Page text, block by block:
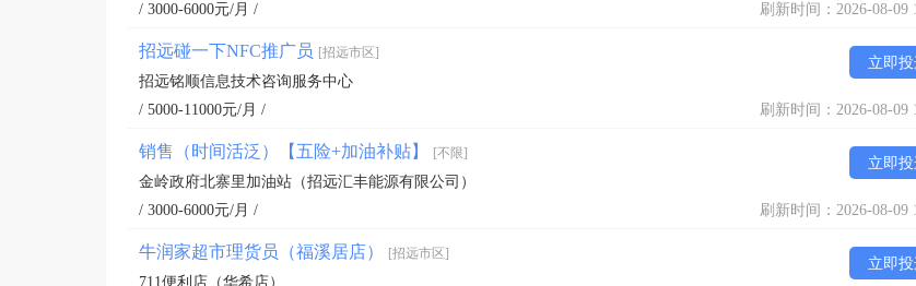
/ 3000-6000元/月 /
刷新时间：2026-08-09
招远碰一下NFC推广员 [招远市区]
立即投
招远铭顺信息技术咨询服务中心
/ 5000-11000元/月 /
刷新时间：2026-08-09
销售（时间活泛）【五险+加油补贴】 [不限]
立即投
金岭政府北寨里加油站（招远汇丰能源有限公司）
/ 3000-6000元/月 /
刷新时间：2026-08-09
牛润家超市理货员（福溪居店） [招远市区]
立即投
711便利店（华希店）